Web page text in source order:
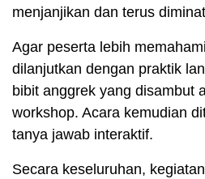
menjanjikan dan terus
Agar peserta lebih
dilanjutkan dengan praktik
bibit anggrek yang disambut
workshop. Acara kemudian
tanya jawab interaktif.
Secara keseluruhan,